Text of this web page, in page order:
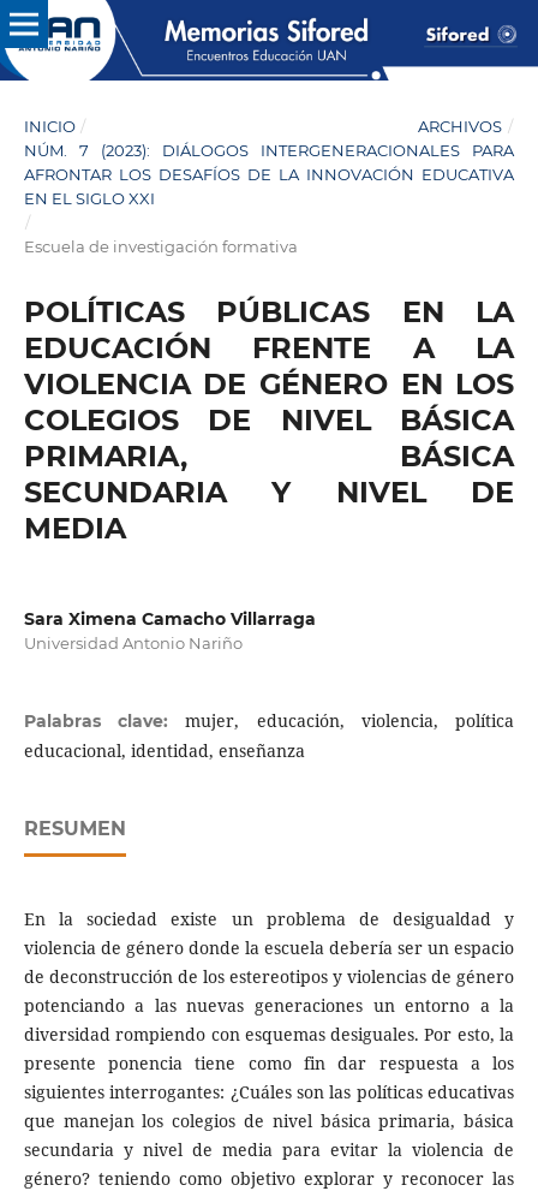
INICIO / ARCHIVOS /
NÚM. 7 (2023): DIÁLOGOS INTERGENERACIONALES PARA
AFRONTAR LOS DESAFÍOS DE LA INNOVACIÓN EDUCATIVA
EN EL SIGLO XXI
/
Escuela de investigación formativa
POLÍTICAS PÚBLICAS EN LA
EDUCACIÓN FRENTE A LA
VIOLENCIA DE GÉNERO EN LOS
COLEGIOS DE NIVEL BÁSICA
PRIMARIA, BÁSICA
SECUNDARIA Y NIVEL DE
MEDIA
Sara Ximena Camacho Villarraga
Universidad Antonio Nariño
Palabras clave:mujer, educación, violencia, política
educacional, identidad, enseñanza
RESUMEN
En la sociedad existe un problema de desigualdad y
violencia de género donde la escuela debería ser un espacio
de deconstrucción de los estereotipos y violencias de género
potenciando a las nuevas generaciones un entorno a la
diversidad rompiendo con esquemas desiguales. Por esto, la
presente ponencia tiene como fin dar respuesta a los
siguientes interrogantes: ¿Cuáles son las políticas educativas
que manejan los colegios de nivel básica primaria, básica
secundaria y nivel de media para evitar la violencia de
género? teniendo como objetivo explorar y reconocer las